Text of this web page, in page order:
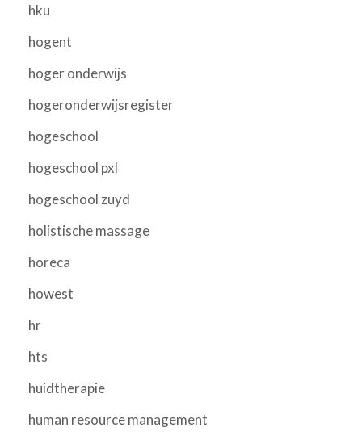
hku
hogent
hoger onderwijs
hogeronderwijsregister
hogeschool
hogeschool pxl
hogeschool zuyd
holistische massage
horeca
howest
hr
hts
huidtherapie
human resource management